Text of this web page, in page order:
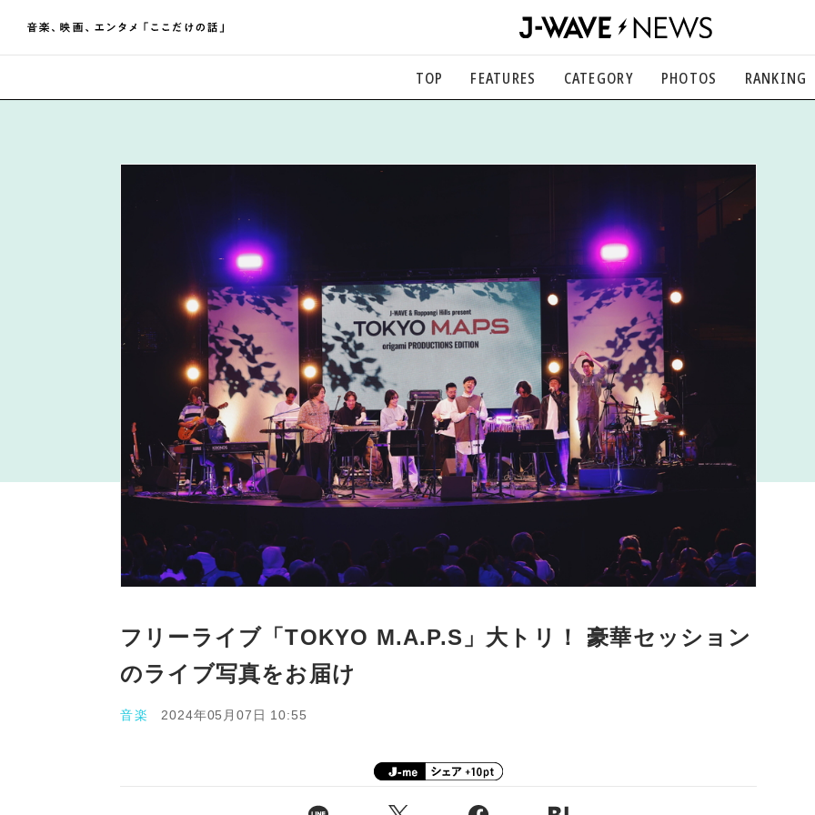
TOP FEATURES CATEGORY
映画、芸能、舞台、スポーツなど
アート、文芸、マンガなど
ライフスタイル
食、健康、美容…暮らし豊かに
社会
国内、海外の気になるトピック
PHOTOS RANKING
フリーライブ「TOKYO M.A.P.S」大トリ！ 豪華セッション
のライブ写真をお届け
音楽 2024年05月07日 10:55